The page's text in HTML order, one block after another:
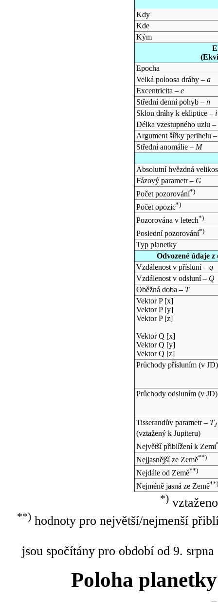
Kdy
Kde
Kým
Epocha
Velká poloosa dráhy – a
Excentricita – e
Střední denní pohyb – n
Sklon dráhy k ekliptice – i
Délka vzestupného uzlu –
Argument šířky perihelu
Střední anomálie – M
Absolutní hvězdná
Fázový parametr – G
Počet pozorování*)
Počet opozic*)
Pozorována v letech*)
Poslední pozorování*)
Typ planetky
Odvozené údaje
Vzdálenost v přísluní – q
Vzdálenost v odsluní – Q
Oběžná doba – T
Vektor P [x]
Vektor P [y]
Vektor P [z]
Vektor Q [x]
Vektor Q [y]
Vektor Q [z]
Průchody přísluním (v JD)
Průchody odsluním (v JD)
Tisserandův parametr – TJ
(vztažený k Jupiteru)
Největší přiblížení k Zemi
Nejjasnější ze Země**)
Nejdále od Země**)
Nejméně jasná ze Země**)
*)
**)hodnoty pro největší/nejmenší
jsou spočítány pro období od 9.
Poloha